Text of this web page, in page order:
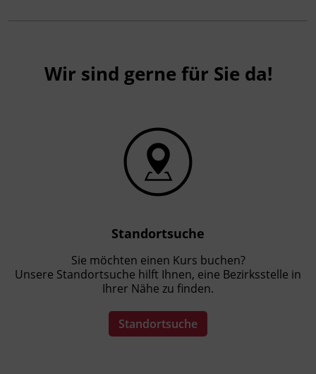
Wir sind gerne für Sie da!
Standortsuche
Sie möchten einen Kurs buchen?
Unsere Standortsuche hilft Ihnen, eine Bezirksstelle in
Ihrer Nähe zu finden.
Standortsuche